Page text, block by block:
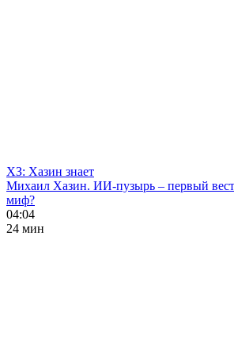
ХЗ: Хазин знает
Михаил Хазин. ИИ-пузырь – первый
миф?
04:04
24 мин